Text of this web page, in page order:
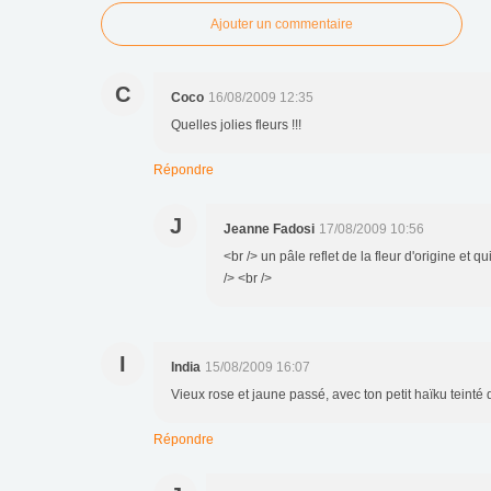
Ajouter un commentaire
C Coco 16/08/2009 12:35
Quelles jolies fleurs !!!
Répondre
J Jeanne Fadosi 17/08/2009 10:56
<br /> un pâle reflet de la fleur d'origine et
/> <br />
I India 15/08/2009 16:07
Vieux rose et jaune passé, avec ton petit haïku
Répondre